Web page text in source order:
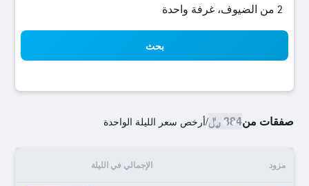
2 من الضيوف، غرفة واحدة
بحث
صفقات من384 ﷼ /أرخص سعر الليلة الواحدة
مزود الإجمالي في الليلة